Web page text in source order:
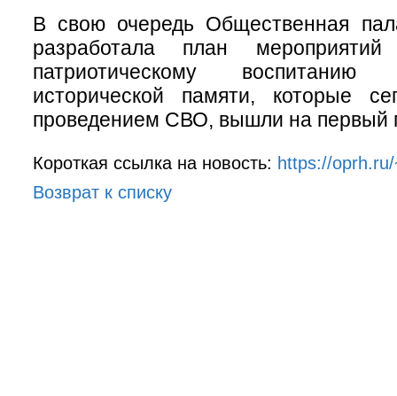
В свою очередь Общественная
разработала план
патриотическому
исторической памяти, которые
проведением СВО, вышли на первый
Короткая ссылка на новость: https://
Возврат к списку